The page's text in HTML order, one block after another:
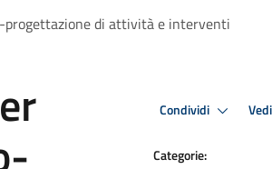
progettazione di attività e interventi
Condividi
Categorie: